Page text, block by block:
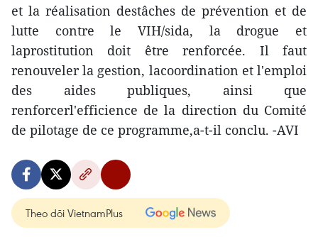
et la réalisation destâches de prévention et de
lutte contre le VIH/sida, la drogue et
laprostitution doit être renforcée. Il faut
renouveler la gestion, lacoordination et l'emploi
des aides publiques, ainsi que
renforcerl'efficience de la direction du Comité
de pilotage de ce programme,a-t-il conclu. -AVI
Theo dõi VietnamPlus